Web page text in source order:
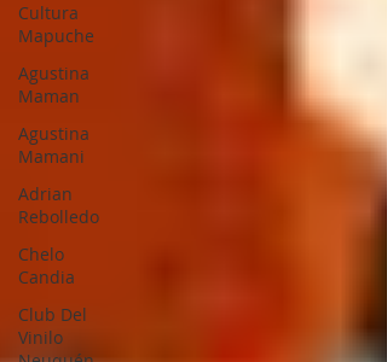
Cultura
Mapuche
Agustina
Maman
Agustina
Mamani
Adrian
Rebolledo
Chelo
Candia
Club Del
Vinilo